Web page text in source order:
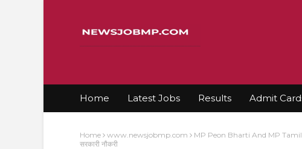
Home Latest Jobs Results Admit
Home www.newsjobmp.com
MP Peon Bharti And MP
सरकारी नौकरी